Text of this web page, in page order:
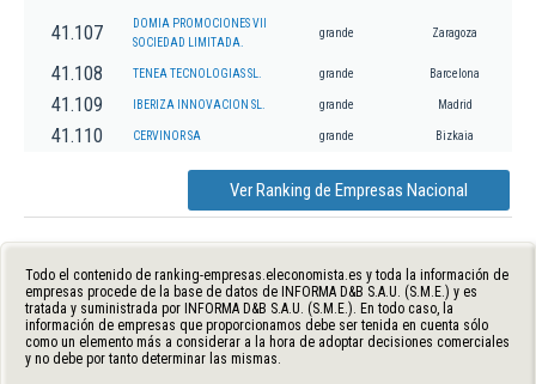
41.107
DOMIA PROMOCIONES VII
SOCIEDAD LIMITADA.
grande Zaragoza
41.108 TENEA TECNOLOGIAS SL. grande Barcelona
41.109 IBERIZA INNOVACION SL. grande Madrid
41.110 CERVINOR SA grande Bizkaia
Ver Ranking de Empresas Nacional
Todo el contenido de ranking-empresas.eleconomista.es y toda la información de
empresas procede de la base de datos de INFORMA D&B S.A.U. (S.M.E.) y es
tratada y suministrada por INFORMA D&B S.A.U. (S.M.E.). En todo caso, la
información de empresas que proporcionamos debe ser tenida en cuenta sólo
como un elemento más a considerar a la hora de adoptar decisiones comerciales
y no debe por tanto determinar las mismas.